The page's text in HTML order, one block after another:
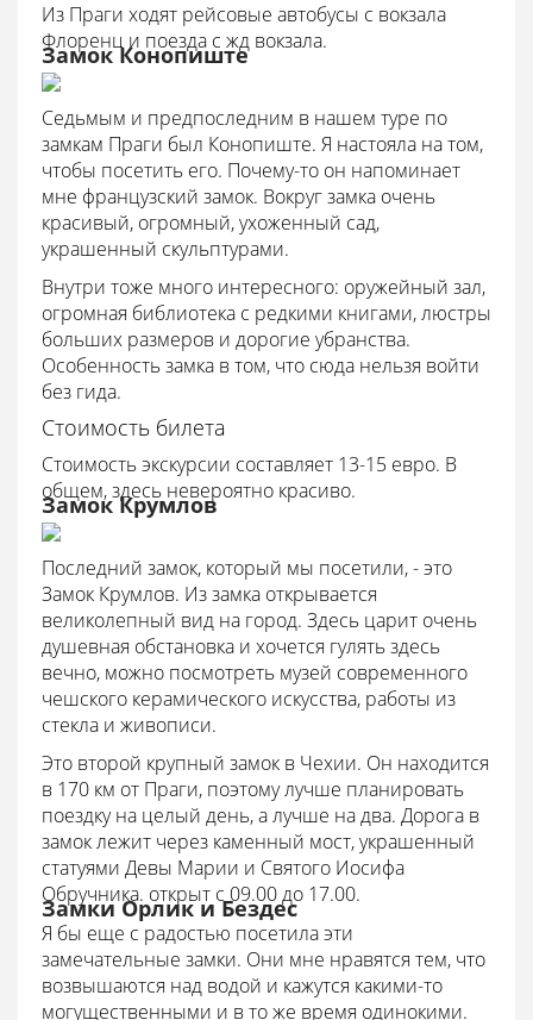
Из Праги ходят рейсовые автобусы с вокзала
Флоренц и поезда с жд вокзала.
Замок Конопиште
Седьмым и предпоследним в нашем туре по
замкам Праги был Конопиште. Я настояла на том,
чтобы посетить его. Почему-то он напоминает
мне французский замок. Вокруг замка очень
красивый, огромный, ухоженный сад,
украшенный скульптурами.
Внутри тоже много интересного: оружейный зал,
огромная библиотека с редкими книгами, люстры
больших размеров и дорогие убранства.
Особенность замка в том, что сюда нельзя войти
без гида.
Стоимость билета
Стоимость экскурсии составляет 13-15 евро. В
общем, здесь невероятно красиво.
Замок Крумлов
Последний замок, который мы посетили, - это
Замок Крумлов. Из замка открывается
великолепный вид на город. Здесь царит очень
душевная обстановка и хочется гулять здесь
вечно, можно посмотреть музей современного
чешского керамического искусства, работы из
стекла и живописи.
Это второй крупный замок в Чехии. Он находится
в 170 км от Праги, поэтому лучше планировать
поездку на целый день, а лучше на два. Дорога в
замок лежит через каменный мост, украшенный
статуями Девы Марии и Святого Иосифа
Обручника. открыт с 09.00 до 17.00.
Замки Орлик и Бездес
Я бы еще с радостью посетила эти
замечательные замки. Они мне нравятся тем, что
возвышаются над водой и кажутся какими-то
могущественными и в то же время одинокими.